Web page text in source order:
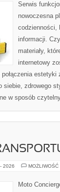
Serwis
nowoczesna
codzienności,
informacji.
materiały,
internetowy
zdrowego
w sposób
2026 MOŻLIWOŚĆ
Moto